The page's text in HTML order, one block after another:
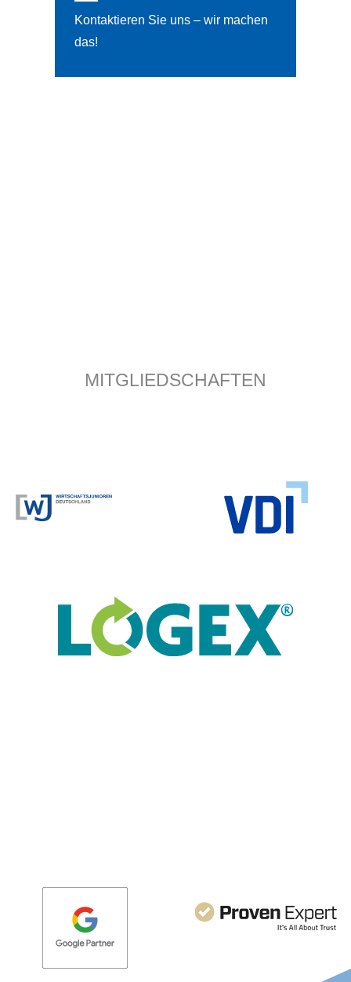
Kontaktieren Sie uns – wir machen
das!
MITGLIEDSCHAFTEN